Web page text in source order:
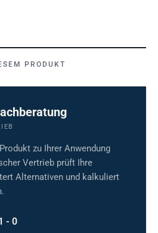
PRODUKT
zu Ihrer Anwendung
Vertrieb prüft Ihre
Alternativen und kalkuliert
- 0